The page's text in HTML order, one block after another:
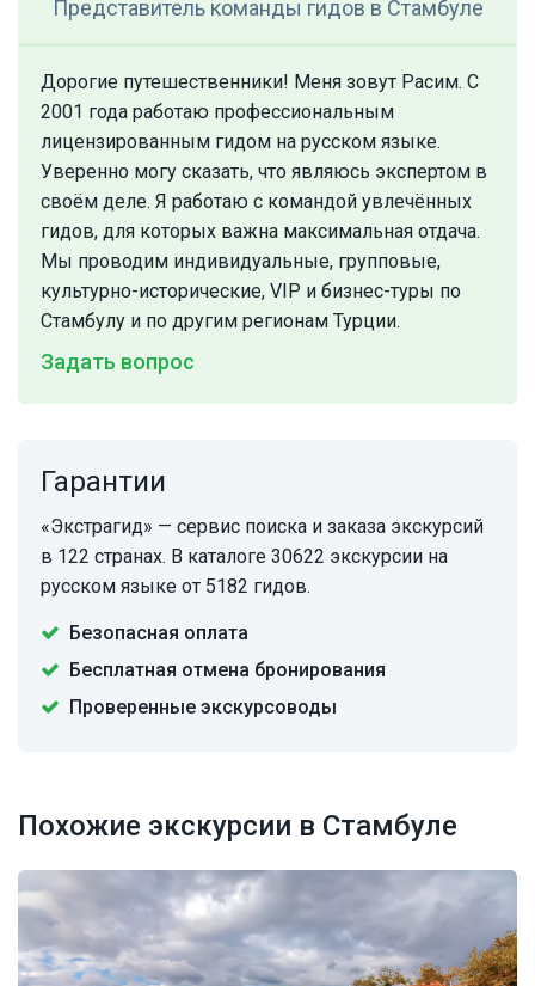
Представитель команды гидов в Стамбуле
Дорогие путешественники! Меня зовут Расим. С
2001 года работаю профессиональным
лицензированным гидом на русском языке.
Уверенно могу сказать, что являюсь экспертом в
своём деле. Я работаю с командой увлечённых
гидов, для которых важна максимальная отдача.
Мы проводим индивидуальные, групповые,
культурно-исторические, VIP и бизнес-туры по
Стамбулу и по другим регионам Турции.
Задать вопрос
Гарантии
«Экстрагид» — сервис поиска и заказа экскурсий
в 122 странах. В каталоге 30622 экскурсии на
русском языке от 5182 гидов.
Безопасная оплата
Бесплатная отмена бронирования
Проверенные экскурсоводы
Похожие экскурсии в Стамбуле